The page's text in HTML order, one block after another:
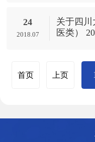
24
2018.07
关于四川
医类）
首页 上页